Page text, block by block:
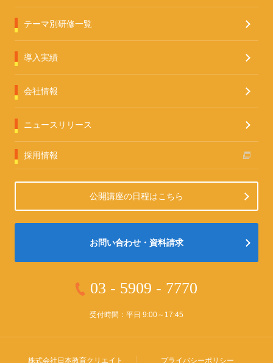
テーマ別研修一覧
導入実績
会社情報
ニュースリリース
採用情報
公開講座の日程はこちら
お問い合わせ・資料請求
03 - 5909 - 7770
受付時間：平日 9:00～17:45
株式会社 日本教育クリエイト プライバシーポリシー